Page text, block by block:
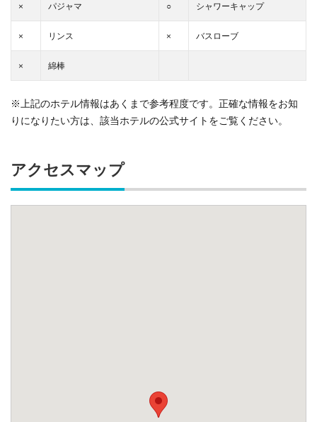
× パジャマ ○ シャワーキャップ
× リンス × バスローブ
× 綿棒
※上記のホテル情報はあくまで参考程度です。正確な情報をお知
りになりたい方は、該当ホテルの公式サイトをご覧ください。
アクセスマップ